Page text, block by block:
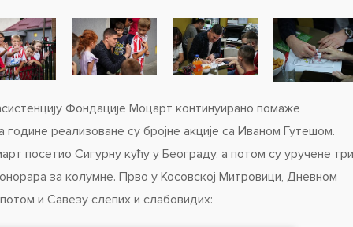
Фондације Моцарт континуирано помаже
године реализоване су бројне акције са Иваном Гутешом.
посетио Сигурну кућу у Београду, а потом су уручене три
за колумне. Прво у Косовској Митровици, Дневном
и Савезу слепих и слабовидих: